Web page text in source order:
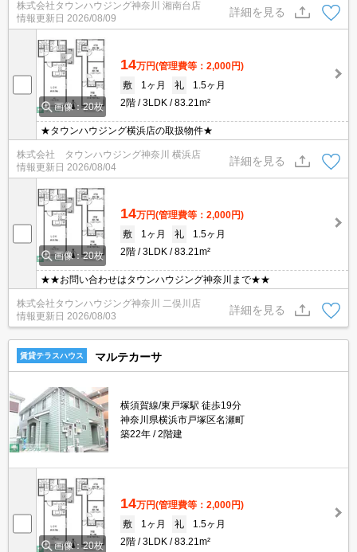
株式会社タウンハウジング神奈川 湘南台店
情報更新日 2026/08/09
詳細を見る
画像：20枚
14万円(管理費等：2,000円)
敷
1ヶ月 礼
1.5ヶ月
2階
3LDK 83.21m²
★タウンハウジング横浜店の取扱物件★
株式会社 タウンハウジング神奈川 横浜店
情報更新日 2026/08/04
詳細を見る
画像：20枚
14万円(管理費等：2,000円)
敷
1ヶ月 礼
1.5ヶ月
2階
3LDK 83.21m²
★★お問い合わせはタウンハウジング神奈川まで★★
株式会社タウンハウジング神奈川 二俣川店
情報更新日 2026/08/03
詳細を見る
賃貸テラスハウス マルテカーサ
横須賀線/東戸塚駅 徒歩19分
神奈川県横浜市戸塚区名瀬町
築22年
2階建
画像：20枚
14万円(管理費等：2,000円)
敷
1ヶ月 礼
1.5ヶ月
2階
3LDK 83.21m²